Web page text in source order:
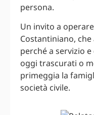
persona.
Un invito a
Costantiniano,
perché a servizio
oggi trascurati o
primeggia la
società civile.